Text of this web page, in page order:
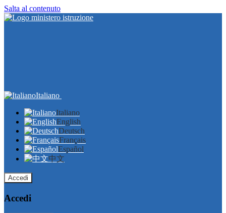
Salta al contenuto
Italiano
Italiano
English
Deutsch
Français
Español
中文
Accedi
Accedi